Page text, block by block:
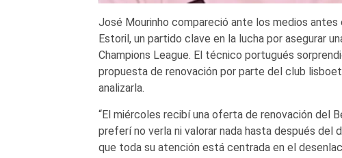
José Mourinho compareció ante los medios
Estoril, un partido clave en la lucha por asegurar
Champions League. El técnico portugués
propuesta de renovación por parte del club
analizarla.
“El miércoles recibí una oferta de renovación del
preferí no verla ni valorar nada hasta después del
que toda su atención está centrada en el